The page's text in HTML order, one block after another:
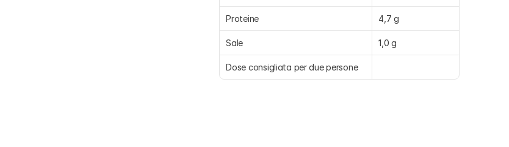
Proteine 4,7 g
Sale 1,0 g
Dose consigliata per due persone